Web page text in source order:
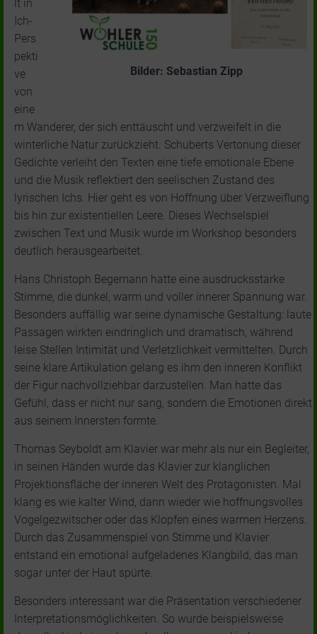
Bilder: Sebastian Zipp
lt in
Ich-
Pers
pekti
ve
von
eine
m Wanderer, der sich enttäuscht und verzweifelt in die
winterliche Natur zurückzieht. Schuberts Vertonung dieser
Gedichte verleiht den Texten eine tiefe emotionale Ebene
und die Musik reflektiert den seelischen Zustand des
lyrischen Ichs. Hier geht es von Hoffnung über Verzweiflung
bis hin zur existentiellen Leere. Dieses Wechselspiel
zwischen Text und Musik wurde im Workshop besonders
deutlich herausgearbeitet.
Hans Christoph Begemann hatte eine ausdrucksstarke
Stimme, die dunkel, warm und voller innerer Spannung war.
Besonders auffällig war seine dynamische Gestaltung: laute
Passagen wirkten eindringlich und dramatisch, während
leise Stellen Intimität und Verletzlichkeit vermittelten. Durch
seine klare Artikulation gelang es ihm den inneren Konflikt
der Figur nachvollziehbar darzustellen. Man hatte das
Gefühl, dass er nicht nur sang, sondern die Emotionen direkt
aus seinem Innersten formte.
Thomas Seyboldt am Klavier war mehr als nur ein Begleiter,
in seinen Händen wurde das Klavier zur klanglichen
Projektionsfläche der inneren Welt des Protagonisten. Mal
klang es wie kalter Wind, dann wieder wie hoffnungsvolles
Vogelgezwitscher oder das Klopfen eines warmen Herzens.
Durch das Zusammenspiel von Stimme und Klavier
entstand ein emotional aufgeladenes Klangbild, das man
sogar unter der Haut spürte.
Besonders interessant war die Präsentation verschiedener
Interpretationsmöglichkeiten. So wurde beispielsweise